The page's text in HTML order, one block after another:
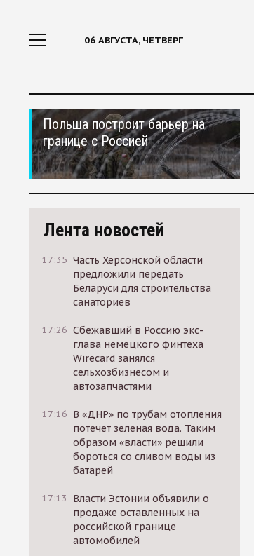
06 АВГУСТА, ЧЕТВЕРГ
Польша построит барьер на
границе с Россией
Лента новостей
17:35 Часть Херсонской области
предложили передать
Беларуси для строительства
санаториев
17:26 Сбежавший в Россию экс-
глава немецкого финтеха
Wirecard занялся
сельхозбизнесом и
автозапчастями
17:16 В «ДНР» по трубам отопления
потечет зеленая вода. Таким
образом «власти» решили
бороться со сливом воды из
батарей
17:13
Власти Эстонии объявили о
продаже оставленных на
российской границе
автомобилей